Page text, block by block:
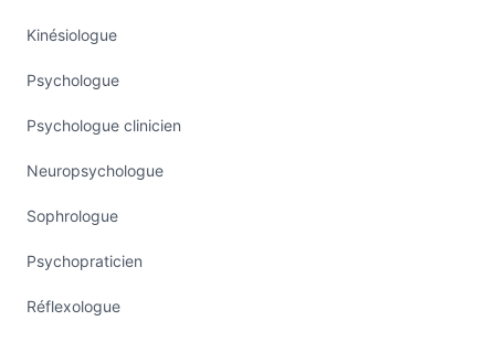
Kinésiologue
Psychologue
Psychologue clinicien
Neuropsychologue
Sophrologue
Psychopraticien
Réflexologue